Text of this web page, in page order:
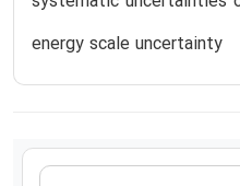
energy scale uncertainty